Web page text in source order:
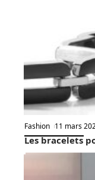
Fashion 11 mars
Les bracelets